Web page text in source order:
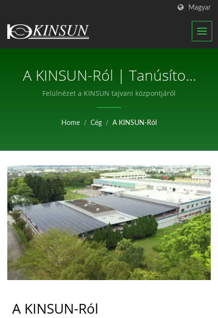
Magyar
A KINSUN-Ról | Tanúsított
RF Antennák És Vízálló
Csatlakozók Gyártója |
Felülnézet a KINSUN tajvani központjáról
Home / Cég / A KINSUN-Ról
A KINSUN-Ról